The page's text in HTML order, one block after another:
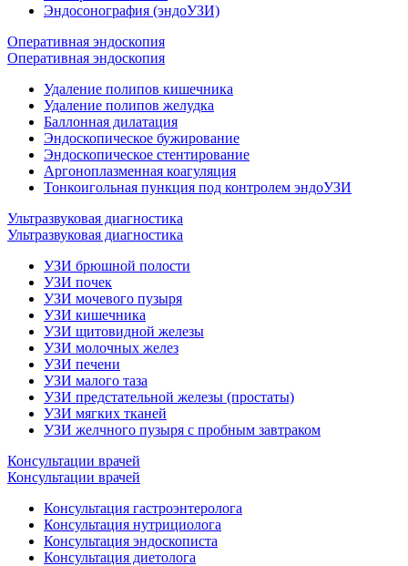
Эндосонография (эндоУЗИ)
Оперативная эндоскопия
Оперативная эндоскопия
Удаление полипов кишечника
Удаление полипов желудка
Баллонная дилатация
Эндоскопическое бужирование
Эндоскопическое стентирование
Аргоноплазменная коагуляция
Тонкоигольная пункция под контролем эндоУЗИ
Ультразвуковая диагностика
Ультразвуковая диагностика
УЗИ брюшной полости
УЗИ почек
УЗИ мочевого пузыря
УЗИ кишечника
УЗИ щитовидной железы
УЗИ молочных желез
УЗИ печени
УЗИ малого таза
УЗИ предстательной железы (простаты)
УЗИ мягких тканей
УЗИ желчного пузыря с пробным завтраком
Консультации врачей
Консультации врачей
Консультация гастроэнтеролога
Консультация нутрициолога
Консультация эндоскописта
Консультация диетолога